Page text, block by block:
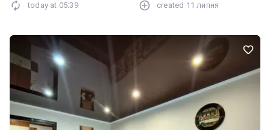
today at 05:39 created 11 липня